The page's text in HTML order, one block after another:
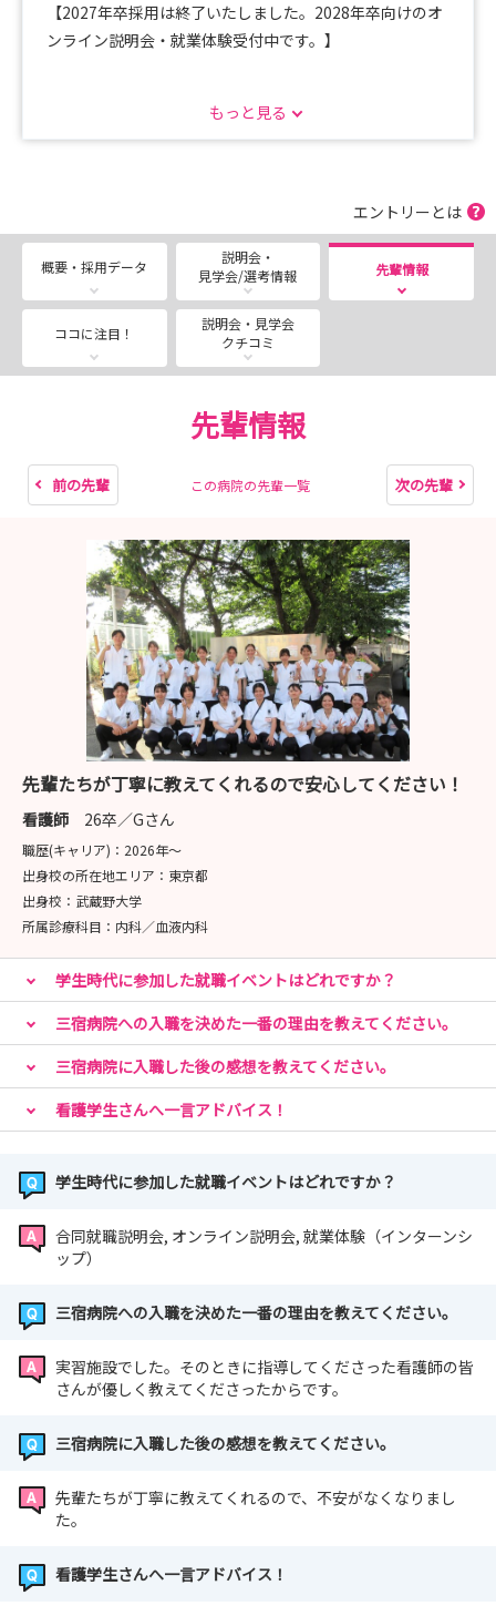
【2027年卒採用は終了いたしました。2028年卒向けのオ
ンライン説明会・就業体験受付中です。】
第1回：2026年8月8日(土) 10:00-11:00
テーマ：「三宿病院の認知症看護および訪問看護ステーシ
ョン（の看護）について」
合同就職説明会では聞けない「三宿病院の看護」
について、認知症看護認定看護師・訪問看護師と若手看護
師が
急性期から在宅まで、三宿病院の“看護”を知る機
第2回：2026年9月12日(土) 10:00-11:00
テーマ：「三宿病院の脳卒中センターおよび訪問看護ステ
ーション（の看護）について」
合同就職説明会では聞けない「三宿病院の看護」
について、脳卒中看護認定看護師・訪問看護師と若手看護
お話しします！
急性期から在宅まで、三宿病院の“看護”を知る機
会です。
２）就業体験
実施曜日：火・水・木・金曜日(祝日除く)
開催期間：2026年8月4日（火）～9月11日（金）
３）選考会 ※終了いたしました
開催日程・書類提出期限：
【第1回】開催：2026年4月18日（土）9:00 ／ 提出期限：
4月8日（水）必着
【第2回】開催：2026年4月25日（土）9:00 ／ 提出期限：
4月15日（水）必着
5月6日（水）必着
6月3日（水）必着
もっと見る
エントリーとは
概要・採用データ
説明会・
見学会/選考情報
先輩情報
ココに注目！
説明会・見学会
クチコミ
先輩情報
前の先輩 この病院の先輩一覧 次の先輩
先輩たちが丁寧に教えてくれるので安心してください！
看護師 26卒／Gさん
職歴(キャリア)： 2026年〜
出身校の所在地エリア： 東京都
出身校： 武蔵野大学
所属診療科目： 内科／血液内科
学生時代に参加した就職イベントはどれですか？
三宿病院への入職を決めた一番の理由を教えてください。
三宿病院に入職した後の感想を教えてください。
看護学生さんへ一言アドバイス！
学生時代に参加した就職イベントはどれですか？
合同就職説明会, オンライン説明会, 就業体験（インターンシ
ップ）
三宿病院への入職を決めた一番の理由を教えてください。
実習施設でした。そのときに指導してくださった看護師の皆
さんが優しく教えてくださったからです。
三宿病院に入職した後の感想を教えてください。
先輩たちが丁寧に教えてくれるので、不安がなくなりまし
た。
看護学生さんへ一言アドバイス！